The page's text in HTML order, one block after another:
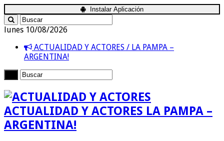
Instalar Aplicación
lunes 10/08/2026
ACTUALIDAD Y ACTORES / LA PAMPA –
ARGENTINA!
ACTUALIDAD Y ACTORES LA PAMPA –
ARGENTINA!